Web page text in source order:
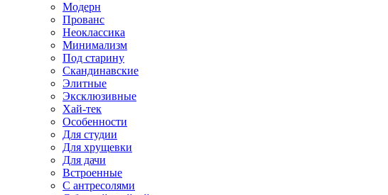
Модерн
Прованс
Неоклассика
Минимализм
Под старину
Скандинавские
Элитные
Эксклюзивные
Хай-тек
Особенности
Для студии
Для хрущевки
Для дачи
Встроенные
С антресолями